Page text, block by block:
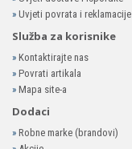
» Uvjeti povrata i reklamacije
Služba za korisnike
» Kontaktirajte nas
» Povrati artikala
» Mapa site-a
Dodaci
» Robne marke (brandovi)